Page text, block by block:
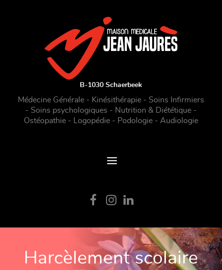
B-1030 Schaerbeek
Médecine Générale - Kinésithérapie - Soins Infirmiers
- Soins psychologiques - Nutrition & Diététique -
Ostéopathie - Logopédie - Podologie - Audiologie
Harcèlement scolaire